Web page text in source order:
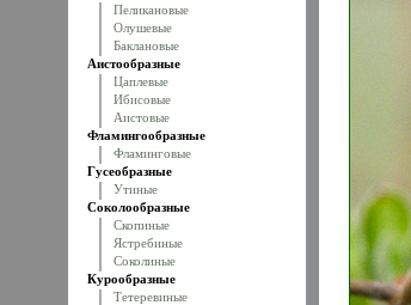
Пеликановые
Олушевые
Баклановые
Аистообразные
Цаплевые
Ибисовые
Аистовые
Фламингообразные
Фламинговые
Гусеобразные
Утиные
Соколообразные
Скопиные
Ястребиные
Соколиные
Курообразные
Тетеревиные